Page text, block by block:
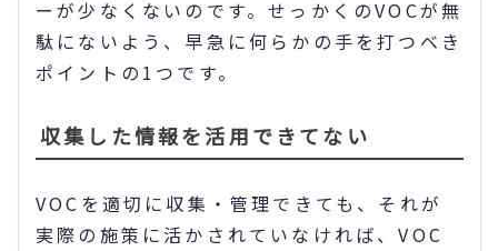
ーが少なくないのです。せっかくのVOCが無
駄にないよう、早急に何らかの手を打つべき
ポイントの1つです。
収集した情報を活用できてない
VOCを適切に収集・管理できても、それが
実際の施策に活かされていなければ、VOC